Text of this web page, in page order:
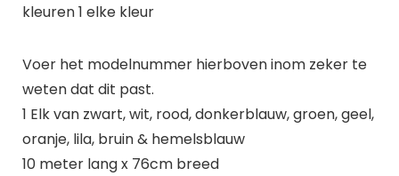
kleuren 1 elke kleur
Voer het modelnummer hierboven inom zeker te
weten dat dit past.
1 Elk van zwart, wit, rood, donkerblauw, groen, geel,
oranje, lila, bruin & hemelsblauw
10 meter lang x 76cm breed